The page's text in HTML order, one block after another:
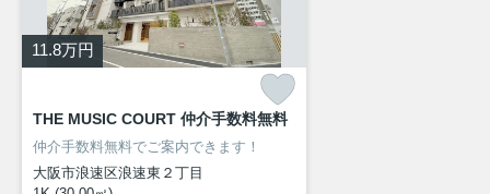
11.8万円
THE MUSIC COURT 仲介手数料無料
仲介手数料無料でご案内できます！
大阪市浪速区浪速東２丁目